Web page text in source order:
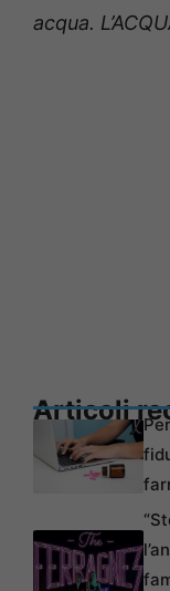
acqua.
Articoli